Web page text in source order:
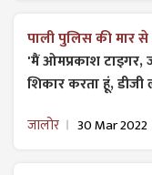
पाली पुलिस की मार
'मैं ओमप्रकाश टाइगर,
शिकार करता हूं,
जालोर 30 Mar 2022